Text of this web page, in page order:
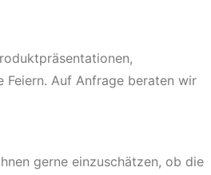
Feiern. Auf Anfrage beraten wir
gerne einzuschätzen, ob die